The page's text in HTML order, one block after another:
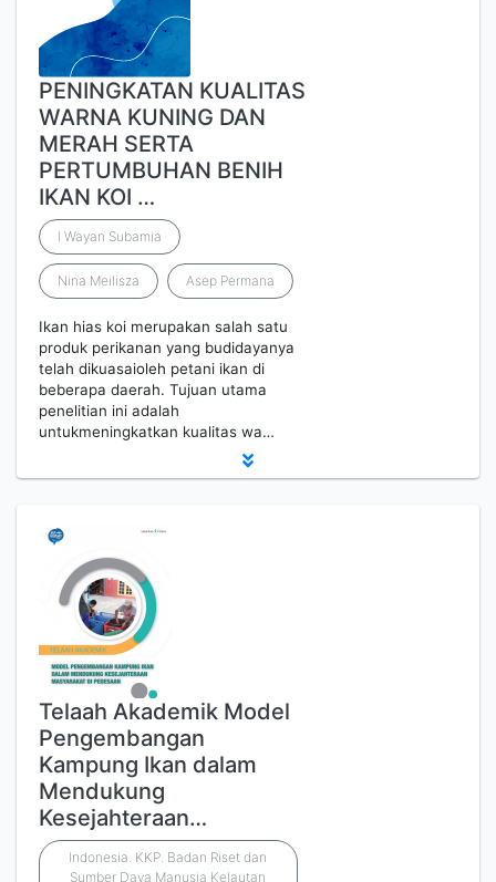
PENINGKATAN KUALITAS
WARNA KUNING DAN
MERAH SERTA
PERTUMBUHAN BENIH
IKAN KOI …
I Wayan Subamia
Nina Meilisza Asep Permana
Ikan hias koi merupakan salah satu
produk perikanan yang budidayanya
telah dikuasaioleh petani ikan di
beberapa daerah. Tujuan utama
penelitian ini adalah
untukmeningkatkan kualitas wa…
Telaah Akademik Model
Pengembangan
Kampung Ikan dalam
Mendukung
Kesejahteraan…
Indonesia. KKP. Badan Riset dan
Sumber Daya Manusia Kelautan